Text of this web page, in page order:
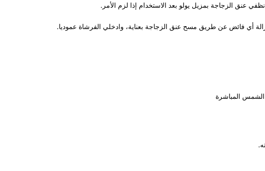
عنق الزجاجة بمزيل يولو بعد الاستخدام إذا لزم الأمر.
أي فائض عن طريق مسح عنق الزجاجة بعناية، وادخلي الفرشاة عموديا.
الشمس المباشرة
.